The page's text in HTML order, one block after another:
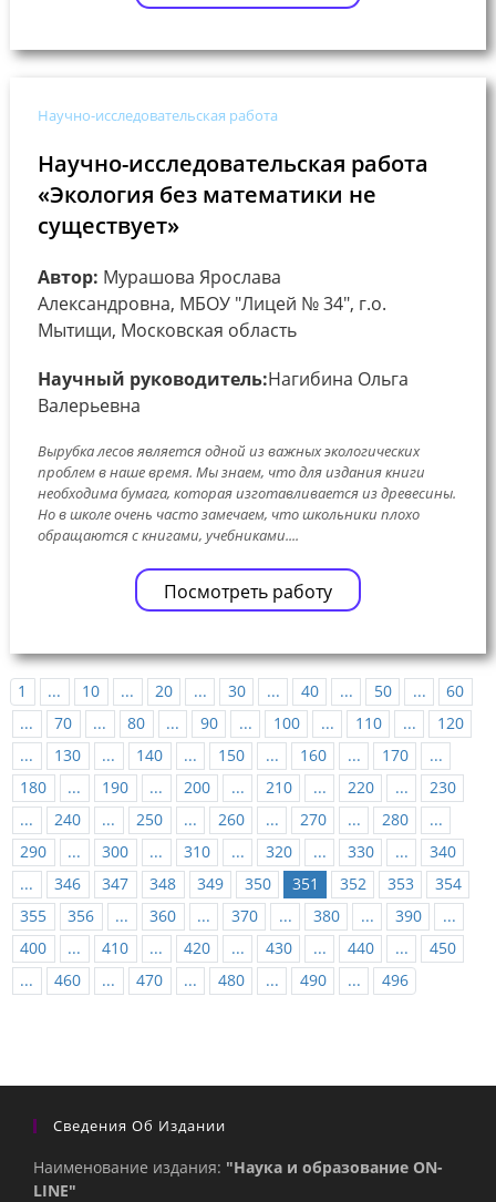
Научно-исследовательская работа
Научно-исследовательская работа
«Экология без математики не
существует»
Автор: Мурашова Ярослава
Александровна, МБОУ "Лицей № 34", г.о.
Мытищи, Московская область
Научный руководитель:Нагибина Ольга
Валерьевна
Вырубка лесов является одной из важных экологических
проблем в наше время. Мы знаем, что для издания книги
необходима бумага, которая изготавливается из древесины.
Но в школе очень часто замечаем, что школьники плохо
обращаются с книгами, учебниками....
Посмотреть работу
1 ... 10 ... 20 ... 30 ... 40 ... 50 ...
60
...
70 ... 80 ... 90 ... 100 ... 110 ...
120
...
130 ... 140 ... 150 ... 160 ... 170
...
180
... 190 ... 200 ... 210 ... 220 ...
230
...
240 ... 250 ... 260 ... 270 ... 280
...
290
... 300 ... 310 ... 320 ... 330 ...
340
...
346 347 348 349 350 351 352 353
354
355
356 ... 360 ... 370 ... 380 ... 390
...
400
... 410 ... 420 ... 430 ... 440 ...
450
...
460 ... 470 ... 480 ... 490 ... 496
Сведения Об Издании
Наименование издания: "Наука и образование ON-
LINE"